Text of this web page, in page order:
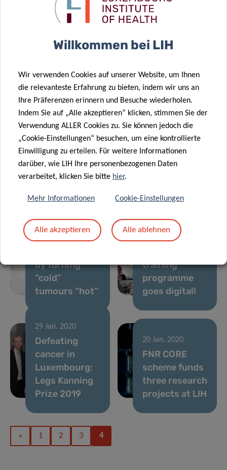
Télévie
go “back to
the lab”!
New insights
Glioblastoma
invasiveness
10 Dez. 2020
Cross-border
collaborations
to improve
cancer
Advancing
personalised
cancer
treatment
through
Novel
improve
cancer
by turning
“cold”
tumours “hot”
11 Mai 2020
training
programme
goes digital!
29 Jan. 2020
Defeating
cancer in
Luxembourg:
Legs Kanning
Prize 2019
20 Jan. 2020
FNR CORE
scheme funds
three research
projects at LIH
« 1 2 3 4
Willkommen bei LIH
Wir verwenden Cookies auf unserer Website, um Ihnen
die relevanteste Erfahrung zu bieten, indem wir uns an
Ihre Präferenzen erinnern und Besuche wiederholen.
Indem Sie auf „Alle akzeptieren“ klicken, stimmen Sie der
Verwendung ALLER Cookies zu. Sie können jedoch die
„Cookie-Einstellungen“ besuchen, um eine kontrollierte
Einwilligung zu erteilen. Für weitere Informationen
darüber, wie LIH Ihre personenbezogenen Daten
verarbeitet, klicken Sie bitte hier.
Mehr Informationen Cookie-Einstellungen
Alle akzeptieren Alle ablehnen